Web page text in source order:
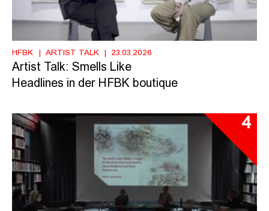
HFBK ARTIST TALK 23.03.2026
Artist Talk: Smells Like
Headlines in der HFBK boutique
4